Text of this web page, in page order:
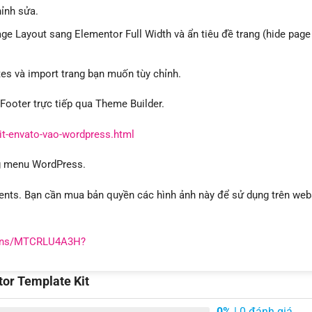
sửa.
Layout sang Elementor Full Width và ẩn tiêu đề trang (hide page
và import trang bạn muốn tùy chỉnh.
trực tiếp qua Theme Builder.
vao-wordpress.html
WordPress.
Bạn cần mua bản quyền các hình ảnh này để sử dụng trên
MTCRLU4A3H?
Template Kit